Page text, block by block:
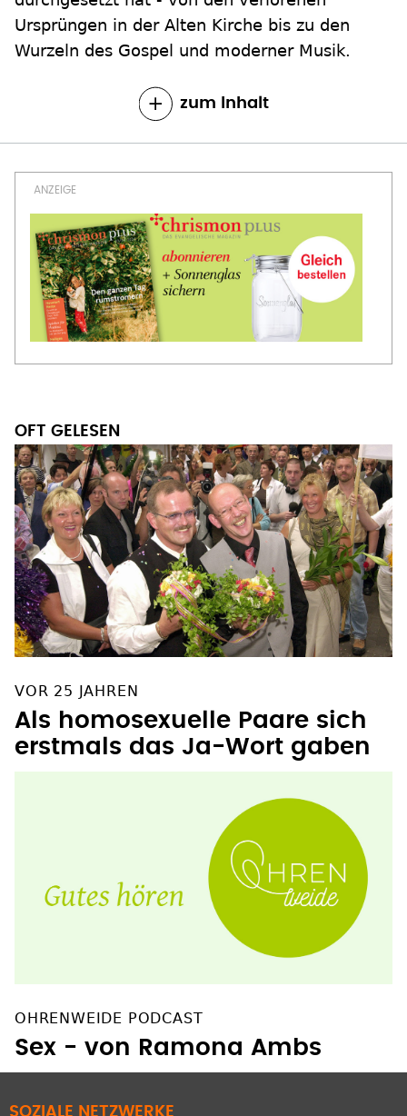
Ursprüngen in der Alten Kirche bis zu den
Wurzeln des Gospel und moderner Musik.
zum Inhalt
OFT GELESEN
VOR 25 JAHREN
Als homosexuelle Paare sich
erstmals das Ja-Wort gaben
OHRENWEIDE PODCAST
Sex - von Ramona Ambs
SOZIALE NETZWERKE